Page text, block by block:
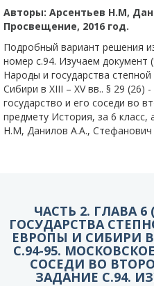
Авторы: Арсентьев Н.М,
Просвещение, 2016 год.
Подробный вариант решения
номер с.94. Изучаем документ
Народы и государства
Сибири в XIII – XV вв.. § 29 (26)
государство и его соседи во
предмету История, за 6 класс,
Н.М, Данилов А.А., Стефанович
ЧАСТЬ 2. ГЛАВА 6
ГОСУДАРСТВА
ЕВРОПЫ И СИБИРИ В
C.94-95.
СОСЕДИ ВО
ЗАДАНИЕ С.94.